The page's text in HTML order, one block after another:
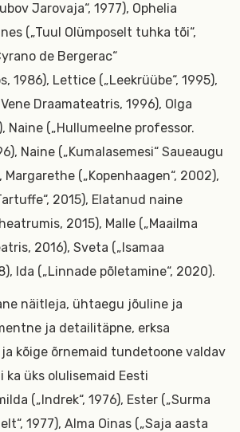
Jarovaja“, 1977), Ophelia
(„Tuul Olümposelt tuhka tõi“,
de Bergerac“
1986), Lettice („Leekrüübe“, 1995),
Vene Draamateatris, 1996), Olga
Naine („Hullumeelne professor.
Naine („Kumalasemesi“ Saueaugu
(„Kopenhaagen“, 2002),
2015), Elatanud naine
2015), Malle („Maailma
2016), Sveta („Isamaa
Ida („Linnade põletamine“, 2020).
näitleja, ühtaegu jõuline ja
ja detailitäpne, erksa
kõige õrnemaid tundetoone valdav
ka üks olulisemaid Eesti
(„Indrek“, 1976), Ester („Surma
1977), Alma Oinas („Saja aasta